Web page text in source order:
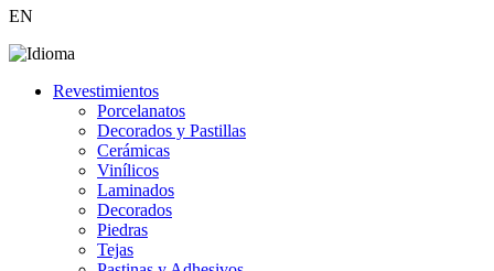
EN
Revestimientos
Porcelanatos
Decorados y Pastillas
Cerámicas
Vinílicos
Laminados
Decorados
Piedras
Tejas